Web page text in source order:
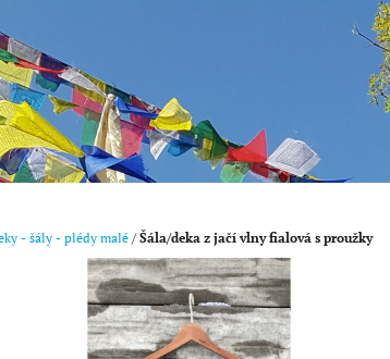
- šály - plédy malé / Šála/deka z jačí vlny fialová s proužky